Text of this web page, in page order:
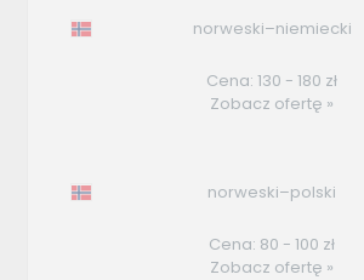
norweski–niemiecki
Cena: 130 - 180 zł
Zobacz ofertę »
norweski–polski
Cena: 80 - 100 zł
Zobacz ofertę »